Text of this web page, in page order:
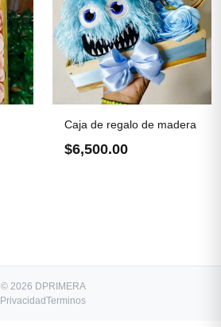
Caja de regalo de madera
$6,500.00
© 2026 DPRIMERA
PrivacidadTerminos